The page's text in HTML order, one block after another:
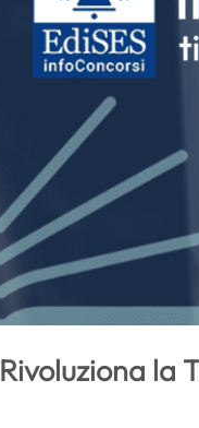
Rivoluziona la